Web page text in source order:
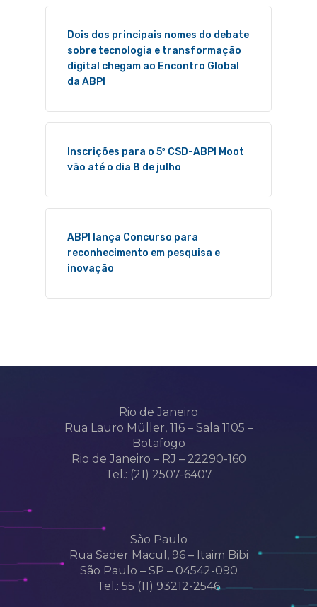
Dois dos principais nomes do debate
sobre tecnologia e transformação
digital chegam ao Encontro Global
da ABPI
Inscrições para o 5º CSD-ABPI Moot
vão até o dia 8 de julho
ABPI lança Concurso para
reconhecimento em pesquisa e
inovação
Rio de Janeiro
Rua Lauro Müller, 116 – Sala 1105 –
Botafogo
Rio de Janeiro – RJ – 22290-160
Tel.: (21) 2507-6407
São Paulo
Rua Sader Macul, 96 – Itaim Bibi
São Paulo – SP – 04542-090
Tel.: 55 (11) 93212-2546